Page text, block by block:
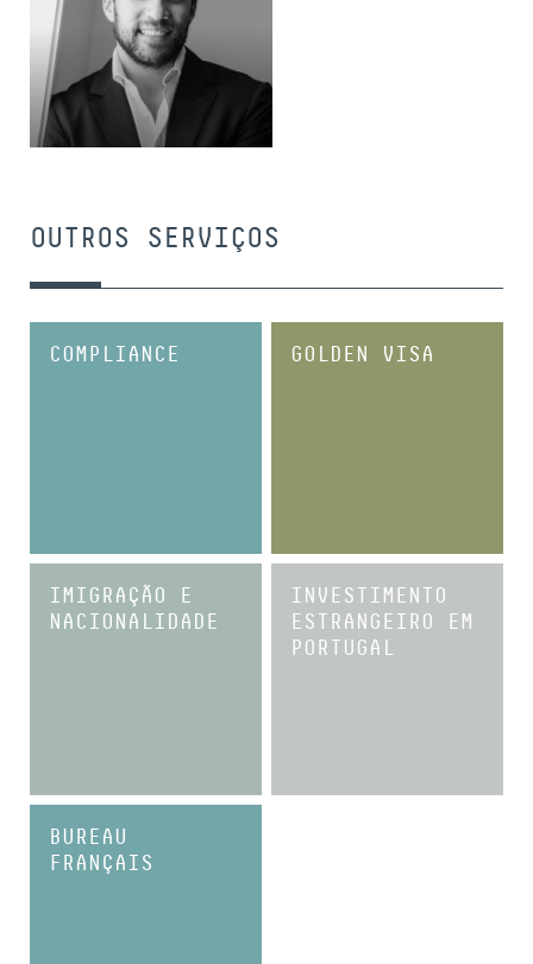
ASSOCIADO SÉNIOR
OUTROS SERVIÇOS
COMPLIANCE GOLDEN VISA
IMIGRAÇÃO E
NACIONALIDADE
INVESTIMENTO
ESTRANGEIRO EM
PORTUGAL
BUREAU
FRANÇAIS